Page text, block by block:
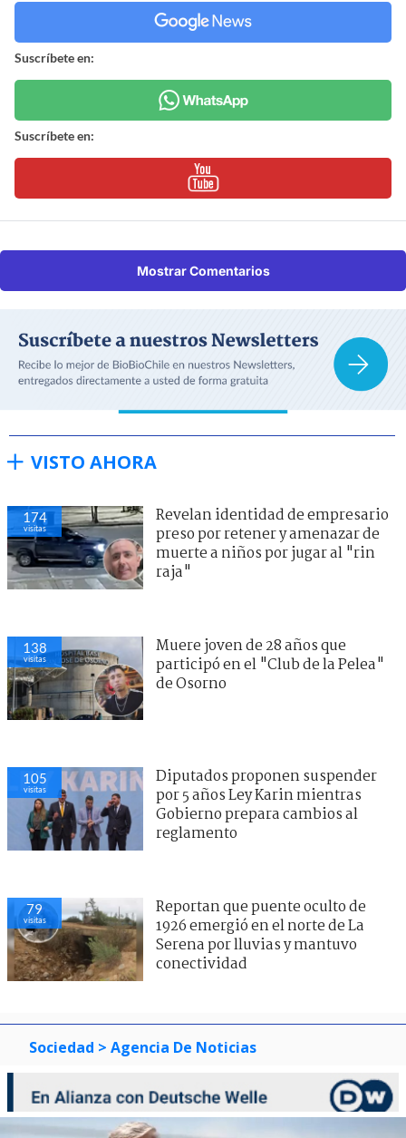
Suscríbete en:
Suscríbete en:
Mostrar Comentarios
VISTO AHORA
174
visitas
Revelan identidad de empresario
preso por retener y amenazar de
muerte a niños por jugar al "rin
raja"
138
visitas
Muere joven de 28 años que
participó en el "Club de la Pelea"
de Osorno
105
visitas
Diputados proponen suspender
por 5 años Ley Karin mientras
Gobierno prepara cambios al
reglamento
79
visitas
Reportan que puente oculto de
1926 emergió en el norte de La
Serena por lluvias y mantuvo
conectividad
Sociedad > Agencia De Noticias